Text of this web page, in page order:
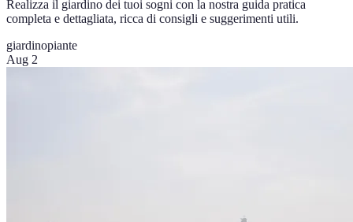
Realizza il giardino dei tuoi sogni con la nostra guida pratica
completa e dettagliata, ricca di consigli e suggerimenti utili.
giardinopiante
Aug 2